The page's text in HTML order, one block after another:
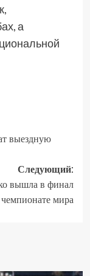
а
выездную
Следующий:
вышла в финал
мира